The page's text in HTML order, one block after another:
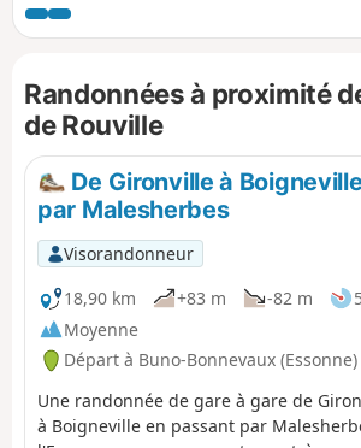
tous ceux qui veulent s'essayer à la
d'intérêt sont très nombreux autour de
trouveront leur compte.
Randonnées à proximité
de Rouville
De Gironville à
par Malesherbes
Visorandonneur
18,90 km
+83 m -82 m
Moyenne
Départ à Buno-Bonnevaux (Essonne)
Une randonnée de gare à gare de
à Boigneville en passant par